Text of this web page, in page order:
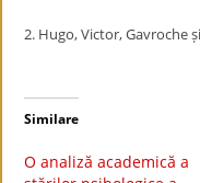
2. Hugo, Victor, Gavroche
Similare
O analiză academică a